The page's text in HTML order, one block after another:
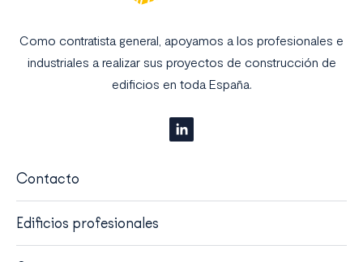
Como contratista general, apoyamos a los profesionales e
industriales a realizar sus proyectos de construcción de
edificios en toda España.
Contacto
Edificios profesionales